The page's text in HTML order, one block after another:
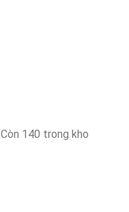
Còn 140 trong kho